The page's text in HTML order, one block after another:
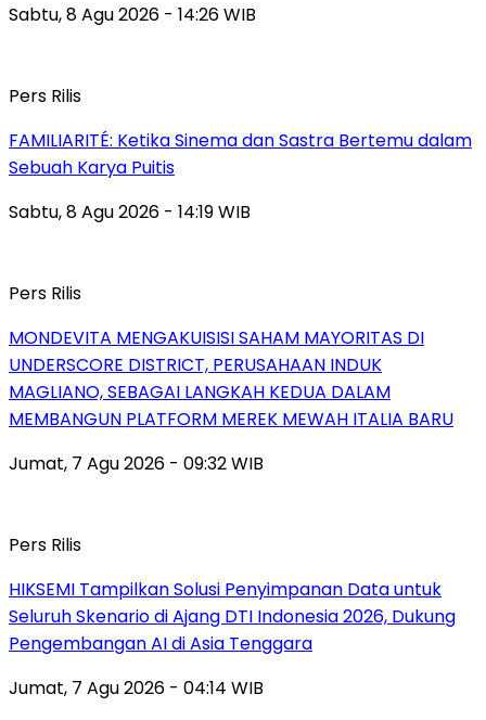
Sabtu, 8 Agu 2026 - 14:26 WIB
Pers Rilis
FAMILIARITÉ: Ketika Sinema dan Sastra Bertemu dalam
Sebuah Karya Puitis
Sabtu, 8 Agu 2026 - 14:19 WIB
Pers Rilis
MONDEVITA MENGAKUISISI SAHAM MAYORITAS DI
UNDERSCORE DISTRICT, PERUSAHAAN INDUK
MAGLIANO, SEBAGAI LANGKAH KEDUA DALAM
MEMBANGUN PLATFORM MEREK MEWAH ITALIA BARU
Jumat, 7 Agu 2026 - 09:32 WIB
Pers Rilis
HIKSEMI Tampilkan Solusi Penyimpanan Data untuk
Seluruh Skenario di Ajang DTI Indonesia 2026, Dukung
Pengembangan AI di Asia Tenggara
Jumat, 7 Agu 2026 - 04:14 WIB